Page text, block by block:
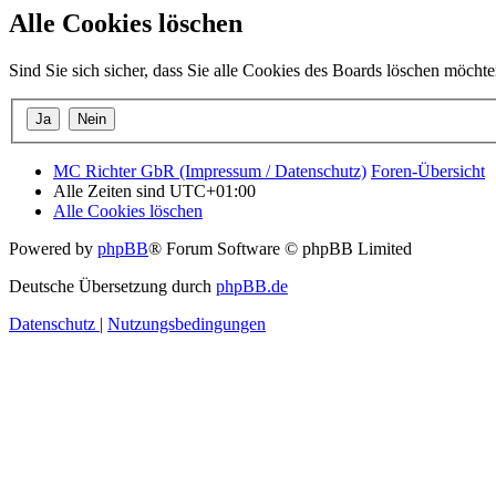
Alle Cookies löschen
Sind Sie sich sicher, dass Sie alle Cookies des Boards löschen
MC Richter GbR (Impressum / Datenschutz) Foren-Übersicht
Alle Zeiten sind UTC+01:00
Alle Cookies löschen
Powered by phpBB® Forum Software © phpBB Limited
Deutsche Übersetzung durch phpBB.de
Datenschutz | Nutzungsbedingungen